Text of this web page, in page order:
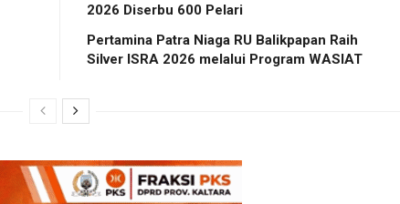
2026 Diserbu 600 Pelari
Pertamina Patra Niaga RU Balikpapan Raih
Silver ISRA 2026 melalui Program WASIAT